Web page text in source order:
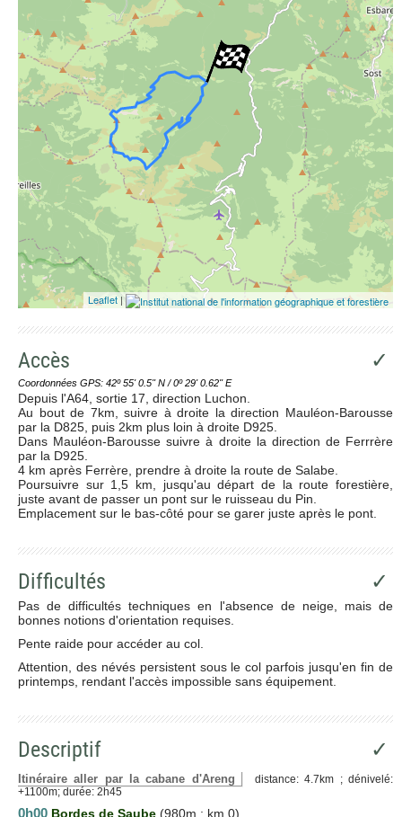
Leaflet |
Accès ✓
Coordonnées GPS: 42º 55' 0.5'' N / 0º 29' 0.62'' E
Depuis l'A64, sortie 17, direction Luchon.
Au bout de 7km, suivre à droite la direction Mauléon-Barousse
par la D825, puis 2km plus loin à droite D925.
Dans Mauléon-Barousse suivre à droite la direction de Ferrrère
par la D925.
4 km après Ferrère, prendre à droite la route de Salabe.
Poursuivre sur 1,5 km, jusqu'au départ de la route forestière,
juste avant de passer un pont sur le ruisseau du Pin.
Emplacement sur le bas-côté pour se garer juste après le pont.
Difficultés ✓
Pas de difficultés techniques en l'absence de neige, mais de
bonnes notions d'orientation requises.
Pente raide pour accéder au col.
Attention, des névés persistent sous le col parfois jusqu'en fin de
printemps, rendant l'accès impossible sans équipement.
Descriptif ✓
Itinéraire aller par la cabane d'Areng
distance: 4.7km ; dénivelé:
+1100m; durée: 2h45
0h00 Bordes de Saube (980m ; km 0)